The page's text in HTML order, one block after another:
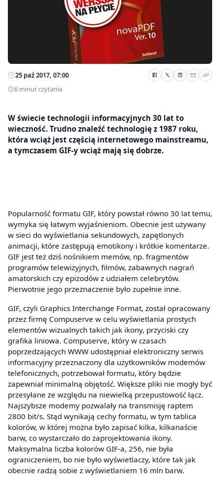
25 paź 2017, 07:00
6 minut czytania
W świecie technologii informacyjnych 30 lat to
wieczność. Trudno znaleźć technologię z 1987 roku,
która wciąż jest częścią internetowego mainstreamu,
a tymczasem GIF-y wciąż mają się dobrze.
Popularność formatu GIF, który powstał równo 30 lat temu,
wymyka się łatwym wyjaśnieniom. Obecnie jest używany
w sieci do wyświetlania sekundowych, zapętlonych
animacji, które zastępują emotikony i krótkie komentarze.
GIF jest też dziś nośnikiem memów, np. fragmentów
programów telewizyjnych, filmów, zabawnych nagrań
amatorskich czy epizodów z udziałem celebrytów.
Pierwotnie jego przeznaczenie było zupełnie inne.
GIF, czyli Graphics Interchange Format, został opracowany
przez firmę Compuserve w celu wyświetlania prostych
elementów wizualnych takich jak ikony, przyciski czy
grafika liniowa. Compuserve, który w czasach
poprzedzających WWW udostępniał elektroniczny serwis
informacyjny przeznaczony dla użytkowników modemów
telefonicznych, potrzebował formatu, który będzie
zapewniał minimalną objętość. Większe pliki nie mogły być
przesyłane ze względu na niewielką przepustowość łącz.
Najszybsze modemy pozwalały na transmisję raptem
2800 bit/s. Stąd wynikają cechy formatu, w tym tablica
kolorów, w której można było zapisać kilka, kilkanaście
barw, co wystarczało do zaprojektowania ikony.
Maksymalna liczba kolorów GIF-a, 256, nie była
ograniczeniem, bo nie było wyświetlaczy, które tak jak
obecnie radzą sobie z wyświetlaniem 16 mln barw.